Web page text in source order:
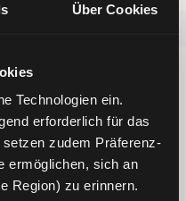
Über Cookies
Technologien ein.
erforderlich für das
zudem Präferenz-
ermöglichen, sich an
Region) zu erinnern.
mit unseren